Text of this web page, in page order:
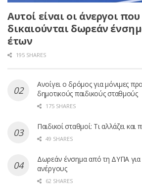
Αυτοί είναι οι άνεργοι που
δικαιούνται δωρεάν
έτων
195 SHARES
Ανοίγει ο δρόμος για μόνιμες
δημοτικούς παιδικούς σταθμούς
175 SHARES
Παιδικοί σταθμοί: Τι αλλάζει
49 SHARES
Δωρεάν ένσημα από τη ΔΥΠΑ για
ανέργους
62 SHARES